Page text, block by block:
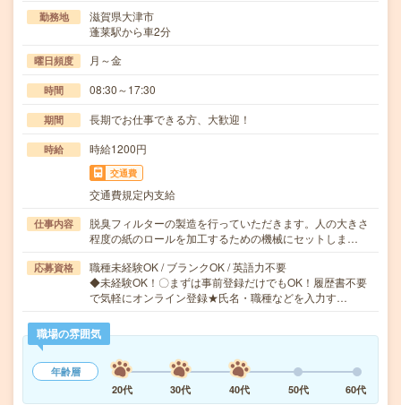
勤務地
滋賀県大津市
蓬莱駅から車2分
曜日頻度 月～金
時間 08:30～17:30
期間 長期でお仕事できる方、大歓迎！
時給 時給1200円
交通費
交通費規定内支給
仕事内容
脱臭フィルターの製造を行っていただきます。人の大きさ
程度の紙のロールを加工するための機械にセットしま…
応募資格
職種未経験OK / ブランクOK / 英語力不要
◆未経験OK！〇まずは事前登録だけでもOK！履歴書不要
で気軽にオンライン登録★氏名・職種などを入力す…
職場の雰囲気
年齢層
20代
30代 40代 50代 60代